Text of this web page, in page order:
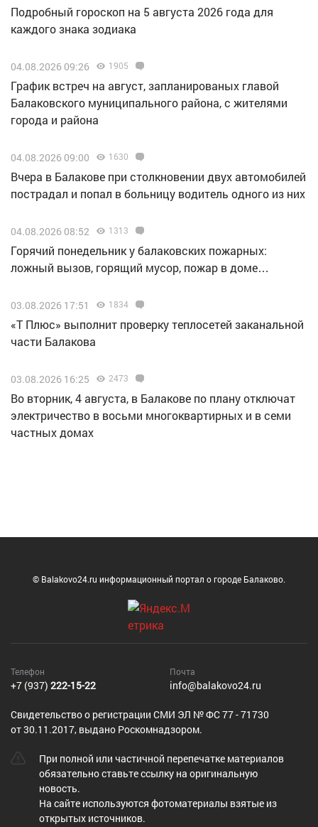
Подробный гороскоп на 5 августа 2026 года для
каждого знака зодиака
04.08.2026 09:26 1905
График встреч на август, запланированых главой
Балаковского муниципального района, с жителями
города и района
04.08.2026 09:00 1630
Вчера в Балакове при столкновении двух автомобилей
пострадал и попал в больницу водитель одного из них
04.08.2026 08:52 1313
Горячий понедельник у балаковских пожарных:
ложный вызов, горящий мусор, пожар в доме…
03.08.2026 17:51 1834
«Т Плюс» выполнит проверку теплосетей заканальной
части Балакова
03.08.2026 16:25 2473
Во вторник, 4 августа, в Балакове по плану отключат
электричество в восьми многоквартирных и в семи
частных домах
© Balakovo24.ru информационный портал о городе Балаково.
Телефон
+7 (937) 222-15-22
Почта
info@balakovo24.ru
Cвидетельство о регистрации СМИ ЭЛ № ФС 77 - 71730
от 30.11.2017, выдано Роскомнадзором.
При полной или частичной перепечатке материалов
обязательно ставьте ссылку на оригинальную
новость.
На сайте используются фотоматериалы взятые из
открытых источников.